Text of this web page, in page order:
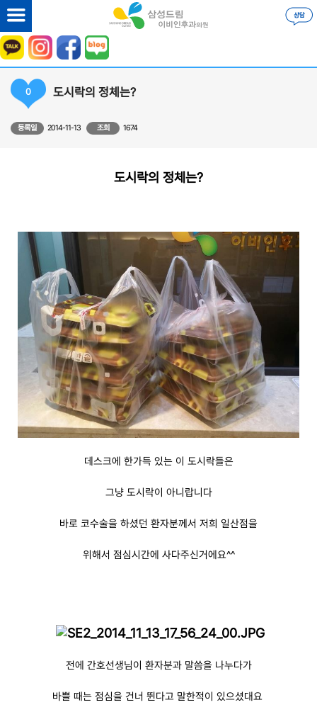
0 도시락의 정체는?
등록일 2014-11-13 조회 1674
도시락의 정체는?
데스크에 한가득 있는 이 도시락들은
그냥 도시락이 아니랍니다
바로 코수술을 하셨던 환자분께서 저희 일산점을
위해서 점심시간에 사다주신거에요^^
전에 간호선생님이 환자분과 말씀을 나누다가
바쁠 때는 점심을 건너 뛴다고 말한적이 있으셨대요